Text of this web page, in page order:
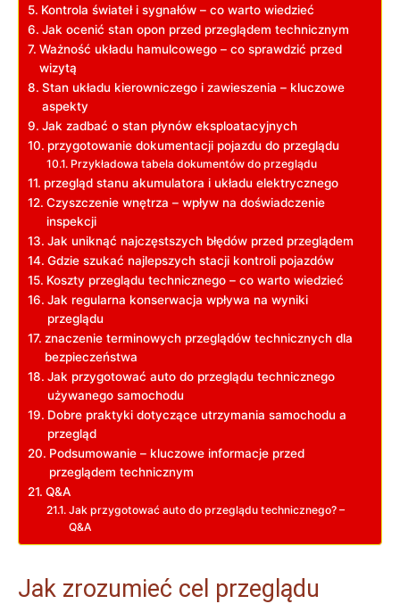
Kontrola świateł i sygnałów – co warto wiedzieć
Jak ocenić stan opon przed przeglądem technicznym
Ważność układu hamulcowego – co sprawdzić przed
wizytą
Stan układu kierowniczego i zawieszenia – kluczowe
aspekty
Jak zadbać o stan płynów eksploatacyjnych
przygotowanie dokumentacji pojazdu do przeglądu
Przykładowa tabela dokumentów do przeglądu
przegląd stanu akumulatora i układu elektrycznego
Czyszczenie wnętrza – wpływ na doświadczenie
inspekcji
Jak uniknąć najczęstszych błędów przed przeglądem
Gdzie szukać najlepszych stacji kontroli pojazdów
Koszty przeglądu technicznego – co warto wiedzieć
Jak regularna konserwacja wpływa na wyniki
przeglądu
znaczenie terminowych przeglądów technicznych dla
bezpieczeństwa
Jak przygotować auto do przeglądu technicznego
używanego samochodu
Dobre praktyki dotyczące utrzymania samochodu a
przegląd
Podsumowanie – kluczowe informacje przed
przeglądem technicznym
Q&A
Jak przygotować auto do przeglądu technicznego? –
Q&A
Jak zrozumieć cel przeglądu